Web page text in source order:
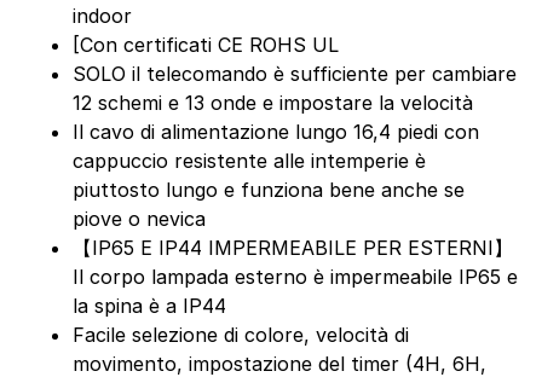
indoor
[Con certificati CE ROHS UL
SOLO il telecomando è sufficiente per cambiare
12 schemi e 13 onde e impostare la velocità
Il cavo di alimentazione lungo 16,4 piedi con
cappuccio resistente alle intemperie è
piuttosto lungo e funziona bene anche se
piove o nevica
【IP65 E IP44 IMPERMEABILE PER ESTERNI】
Il corpo lampada esterno è impermeabile IP65 e
la spina è a IP44
Facile selezione di colore, velocità di
movimento, impostazione del timer (4H, 6H,